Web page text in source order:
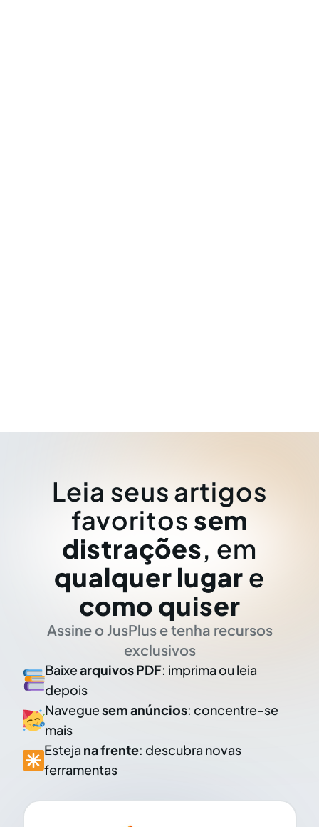
Leia seus artigos
favoritos sem
distrações, em
qualquer lugar e
como quiser
Assine o JusPlus e tenha recursos
exclusivos
Baixearquivos PDF: imprima ou leia
depois
Naveguesem anúncios: concentre-se
mais
Esteja na frente: descubra novas
ferramentas